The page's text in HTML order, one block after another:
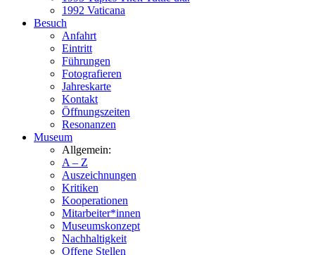
1992 Vaticana
Besuch
Anfahrt
Eintritt
Führungen
Fotografieren
Jahreskarte
Kontakt
Öffnungszeiten
Resonanzen
Museum
Allgemein:
A – Z
Auszeichnungen
Kritiken
Kooperationen
Mitarbeiter*innen
Museumskonzept
Nachhaltigkeit
Offene Stellen